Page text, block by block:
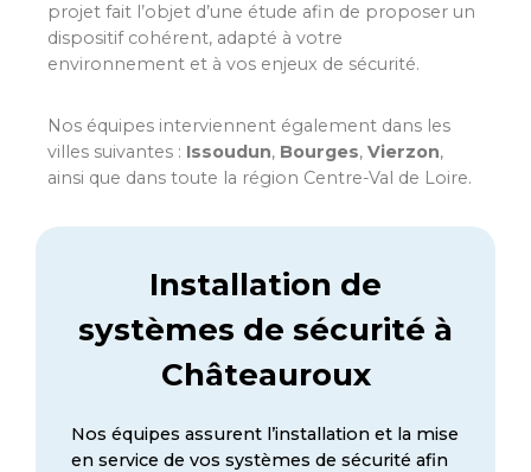
projet fait l’objet d’une étude afin de proposer un
dispositif cohérent, adapté à votre
environnement et à vos enjeux de sécurité.
Nos équipes interviennent également dans les
villes suivantes : Issoudun, Bourges, Vierzon,
ainsi que dans toute la région Centre-Val de Loire.
Installation de
systèmes de sécurité à
Châteauroux
Nos équipes assurent l’installation et la mise
en service de vos systèmes de sécurité afin